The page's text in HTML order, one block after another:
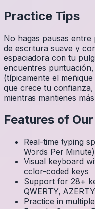
Practice Tips
No hagas pausas
de escritura suave y
espaciadora con tu
encuentres
(típicamente el
que crece tu
mientras mantienes
Features of
Real-time typing
Words Per
Visual keyboard
color-coded keys
Support for 28+
QWERTY,
Practice in